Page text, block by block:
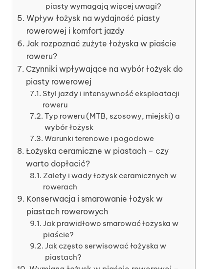
piasty wymagają więcej uwagi?
Wpływ łożysk na wydajność piasty
rowerowej i komfort jazdy
Jak rozpoznać zużyte łożyska w piaście
roweru?
Czynniki wpływające na wybór łożysk do
piasty rowerowej
Styl jazdy i intensywność eksploatacji
roweru
Typ roweru (MTB, szosowy, miejski) a
wybór łożysk
Warunki terenowe i pogodowe
Łożyska ceramiczne w piastach – czy
warto dopłacić?
Zalety i wady łożysk ceramicznych w
rowerach
Konserwacja i smarowanie łożysk w
piastach rowerowych
Jak prawidłowo smarować łożyska w
piaście?
Jak często serwisować łożyska w
piastach?